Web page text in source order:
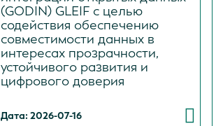
(GODIN) GLEIF с целью
содействия обеспечению
совместимости данных в
интересах прозрачности,
устойчивого развития и
цифрового доверия
Дата: 2026-07-16